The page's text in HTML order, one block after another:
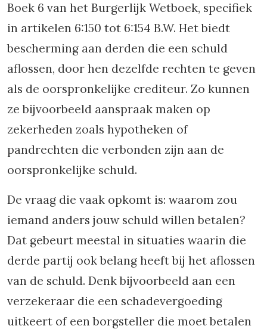
Boek 6 van het Burgerlijk Wetboek, specifiek
in artikelen 6:150 tot 6:154 B.W. Het biedt
bescherming aan derden die een schuld
aflossen, door hen dezelfde rechten te geven
als de oorspronkelijke crediteur. Zo kunnen
ze bijvoorbeeld aanspraak maken op
zekerheden zoals hypotheken of
pandrechten die verbonden zijn aan de
oorspronkelijke schuld.
De vraag die vaak opkomt is: waarom zou
iemand anders jouw schuld willen betalen?
Dat gebeurt meestal in situaties waarin die
derde partij ook belang heeft bij het aflossen
van de schuld. Denk bijvoorbeeld aan een
verzekeraar die een schadevergoeding
uitkeert of een borgsteller die moet betalen